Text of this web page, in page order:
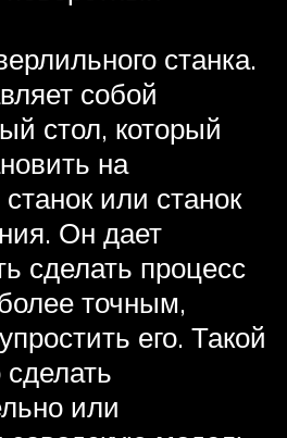
станка.
собой
стол, который
на
или станок
Он дает
сделать процесс
точным,
его. Такой
или